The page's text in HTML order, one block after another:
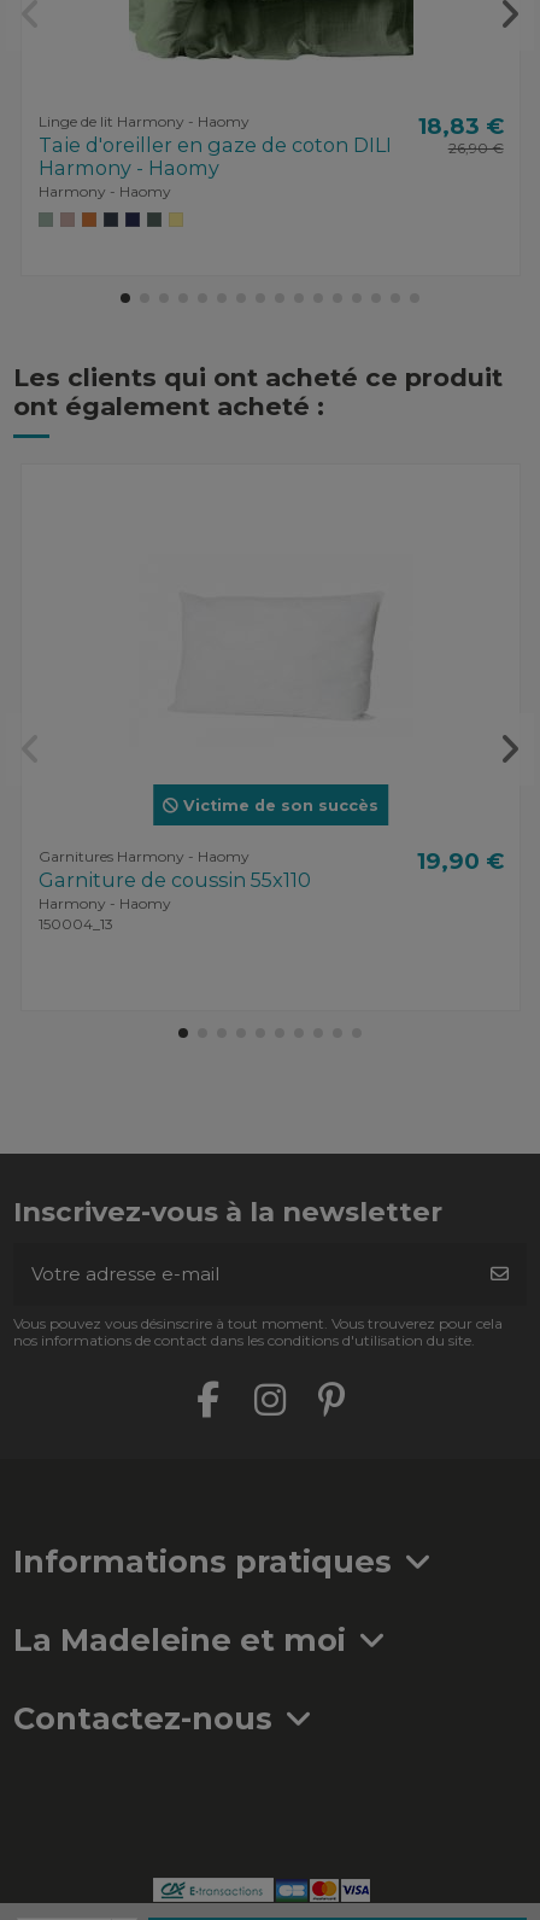
Linge de lit Harmony - Haomy
Taie d'oreiller en gaze de coton DILI
Harmony - Haomy
Harmony - Haomy
18,83 €
26,90 €
Les clients qui ont acheté ce produit
ont également acheté :
Victime de son succès
Garnitures Harmony - Haomy
Garniture de coussin 55x110
Harmony - Haomy
150004_13
19,90 €
Inscrivez-vous à la newsletter
Vous pouvez vous désinscrire à tout moment. Vous trouverez pour cela
nos informations de contact dans les conditions d'utilisation du site.
Informations pratiques
La Madeleine et moi
Contactez-nous